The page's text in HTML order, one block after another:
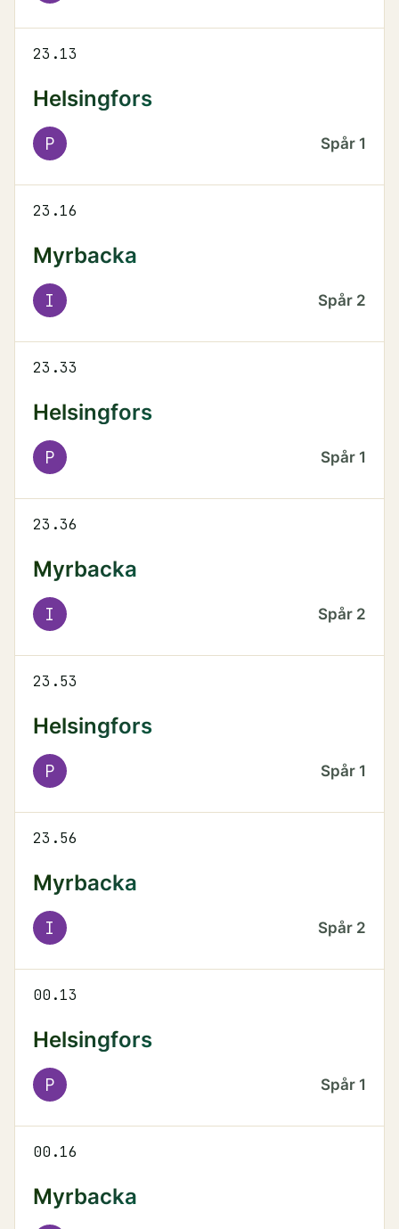
23.13
Helsingfors
P Spår 1
23.16
Myrbacka
I Spår 2
23.33
Helsingfors
P Spår 1
23.36
Myrbacka
I Spår 2
23.53
Helsingfors
P Spår 1
23.56
Myrbacka
I Spår 2
00.13
Helsingfors
P Spår 1
00.16
Myrbacka